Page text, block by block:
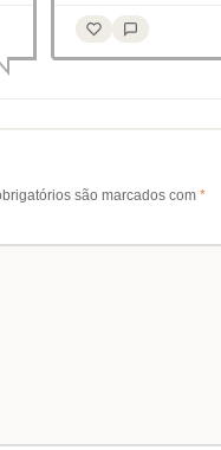
são marcados com *